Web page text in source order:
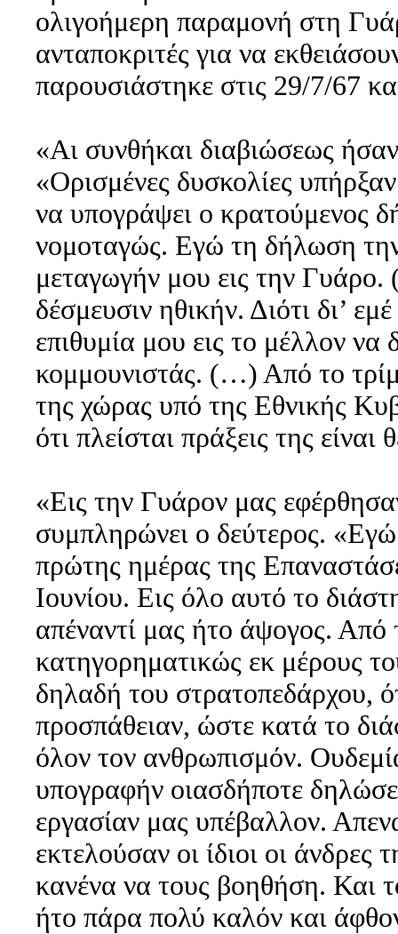
ολιγοήμερη παραμονή στη
ανταποκριτές για να
παρουσιάστηκε στις 29/7/67
«Αι συνθήκαι διαβιώσεως
«Ορισμένες δυσκολίες
να υπογράψει ο κρατούμενος
νομοταγώς. Εγώ τη δήλωση
μεταγωγήν μου εις την
δέσμευσιν ηθικήν. Διότι δι’
επιθυμία μου εις το μέλλον
κομμουνιστάς. (…) Από το
της χώρας υπό της Εθνικής
ότι πλείσται πράξεις της είναι
«Εις την Γυάρον μας
συμπληρώνει ο δεύτερος.
πρώτης ημέρας της
Ιουνίου. Εις όλο αυτό το
απέναντί μας ήτο άψογος.
κατηγορηματικώς εκ μέρους
δηλαδή του στρατοπεδάρχου,
προσπάθειαν, ώστε κατά το
όλον τον ανθρωπισμόν.
υπογραφήν οιασδήποτε
εργασίαν μας υπέβαλλον.
εκτελούσαν οι ίδιοι οι
κανένα να τους βοηθήση. Και
ήτο πάρα πολύ καλόν και